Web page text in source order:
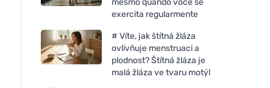
exercita regularmente
# Víte, jak štítná žláza
ovlivňuje menstruaci a
plodnost? Štítná žláza je
malá žláza ve tvaru motýl